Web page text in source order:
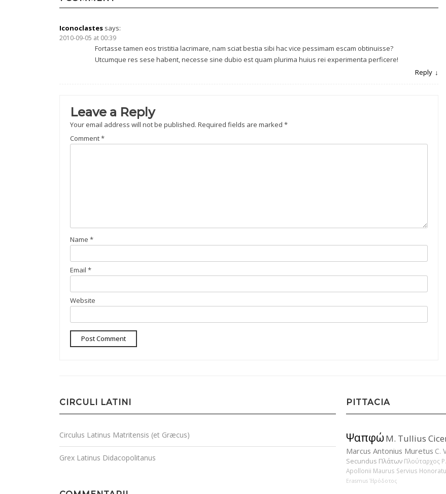
Iconoclastes says:
2010-09-05 at 00:39
Fortasse tamen eos tristitia lacrimare, nam sciat bestia sibi hac vice pessimam escam obtinuisse?
Utcumque res sese habent, necesse sine dubio est quam plurima huius rei experimenta perficere!
Reply
Leave a Reply
Your email address will not be published. Required fields are marked *
Comment*
Name *
Email *
Website
CIRCULI LATINI
Circulus Latinus Matritensis (et Græcus)
Grex Latinus Didacopolitanus
PITTACIA
ΨαπφώM. Tullius
Marcus Antonius Muretus C.
Secundus Πλάτων Πλούταρχος
Apollonii Maurus Servius
Erasmus Ἡρόδοτος